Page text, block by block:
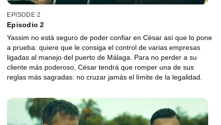
EPISODE 2
Episodio 2
Yassim no está seguro de poder confiar en César así que lo pone
a prueba: quiere que le consiga el control de varias empresas
ligadas al manejo del puerto de Málaga. Para no perder a su
cliente más poderoso, César tendrá que romper una de sus
reglas más sagradas: no cruzar jamás el límite de la legalidad.